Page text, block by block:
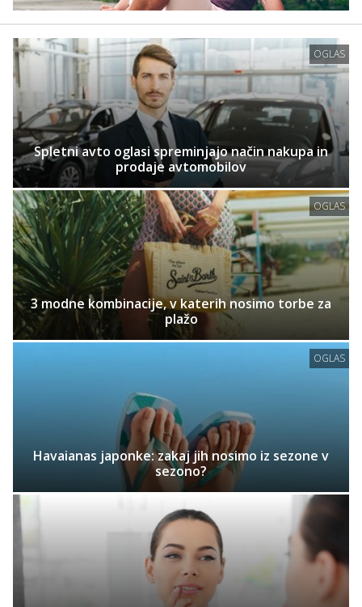
OGLAS
Spletni avto oglasi spreminjajo način nakupa in
prodaje avtomobilov
OGLAS
3 modne kombinacije, v katerih nosimo torbe za
plažo
OGLAS
Havaianas japonke: zakaj jih nosimo iz sezone v
sezono?